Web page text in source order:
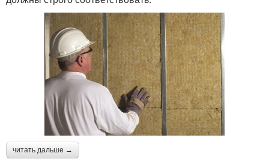
читать дальше →